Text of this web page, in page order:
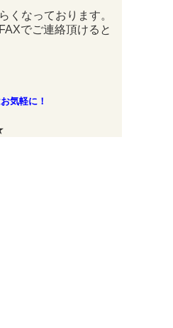
くなっております。
でご連絡頂けると
気軽に！